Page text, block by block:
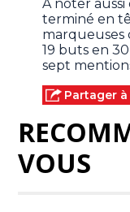
À noter
terminé en
marqueuses
19 buts en
sept
Partager
VOUS